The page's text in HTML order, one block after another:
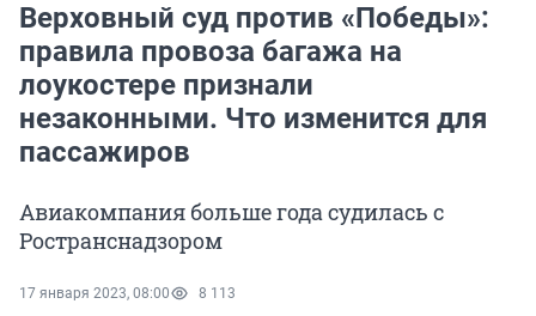
Верховный суд против «Победы»:
правила провоза багажа на
лоукостере признали
незаконными. Что изменится для
пассажиров
Авиакомпания больше года судилась с
Ространснадзором
17 января 2023, 08:00 8 113